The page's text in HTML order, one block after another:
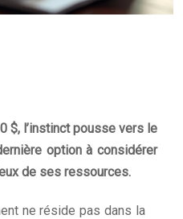
$, l’instinct pousse vers le
option à considérer
de ses ressources.
ne réside pas dans la